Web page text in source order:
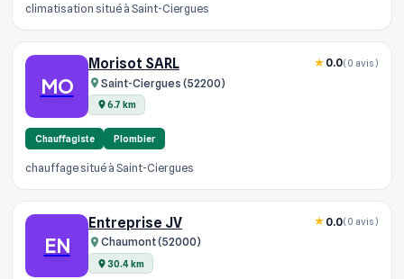
climatisation situé à Saint-Ciergues
MO
Morisot SARL
Saint-Ciergues (52200)
6.7 km
0.0(0 avis)
Chauffagiste Plombier
chauffage situé à Saint-Ciergues
EN
Entreprise JV
Chaumont (52000)
30.4 km
0.0(0 avis)